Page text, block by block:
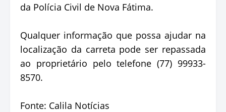
da Polícia Civil de Nova Fátima.
Qualquer informação que possa ajudar na
localização da carreta pode ser repassada
ao proprietário pelo telefone (77) 99933-
8570.
Fonte: Calila Notícias